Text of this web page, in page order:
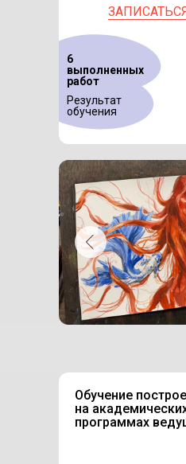
Результат
обучения
6
выполненных
работ
Обучение
на
программах